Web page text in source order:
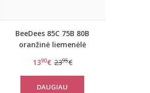
BeeDees 85C 75B 80B
oranžinė liemenėlė
1390€ 2395€
DAUGIAU